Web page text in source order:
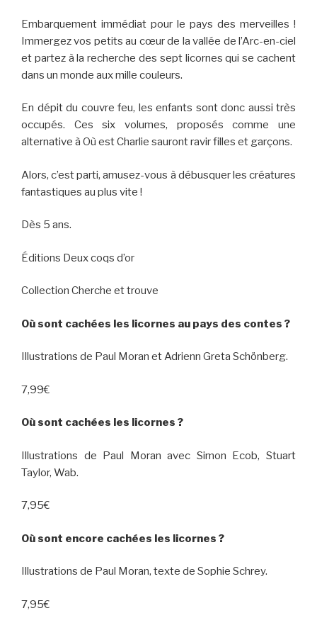
Embarquement immédiat pour le pays des merveilles !
Immergez vos petits au cœur de la vallée de l’Arc-en-ciel
et partez à la recherche des sept licornes qui se cachent
dans un monde aux mille couleurs.
En dépit du couvre feu, les enfants sont donc aussi très
occupés. Ces six volumes, proposés comme une
alternative à Où est Charlie sauront ravir filles et garçons.
Alors, c’est parti, amusez-vous à débusquer les créatures
fantastiques au plus vite !
Dès 5 ans.
Éditions Deux coqs d’or
Collection Cherche et trouve
Où sont cachées les licornes au pays des contes ?
Illustrations de Paul Moran et Adrienn Greta Schönberg.
7,99€
Où sont cachées les licornes ?
Illustrations de Paul Moran avec Simon Ecob, Stuart
Taylor, Wab.
7,95€
Où sont encore cachées les licornes ?
Illustrations de Paul Moran, texte de Sophie Schrey.
7,95€